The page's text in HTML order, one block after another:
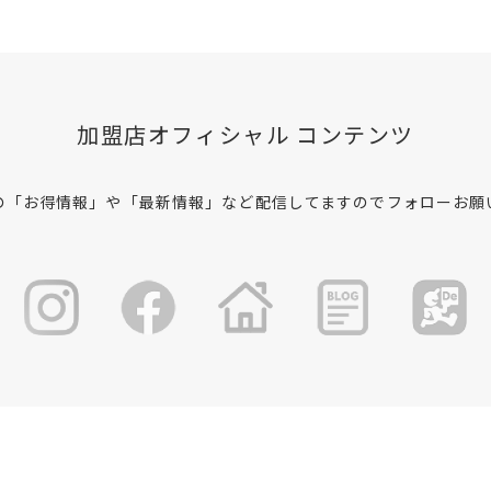
加盟店オフィシャル コンテンツ
「お得情報」や「最新情報」など配信してますのでフォローお願